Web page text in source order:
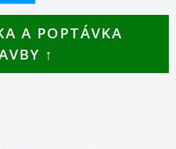
A POPTÁVKA
↑